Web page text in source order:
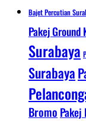
Bajet Percutian
Pakej Ground
Surabaya
Surabaya
Bromo Pakej